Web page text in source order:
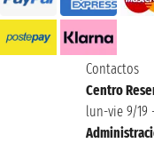
Contactos
Centro
lun-vie 9/19